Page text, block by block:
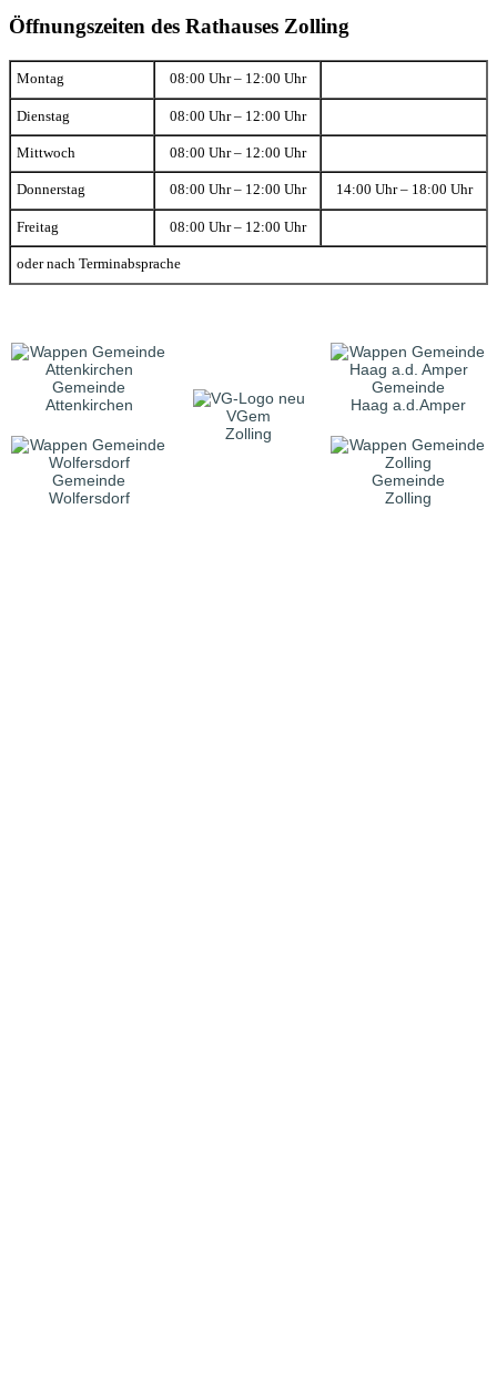
Öffnungszeiten des Rathauses Zolling
Montag 08:00 Uhr – 12:00 Uhr
Dienstag 08:00 Uhr – 12:00 Uhr
Mittwoch 08:00 Uhr – 12:00 Uhr
Donnerstag 08:00 Uhr – 12:00 Uhr 14:00 Uhr – 18:00 Uhr
Freitag 08:00 Uhr – 12:00 Uhr
oder nach Terminabsprache
Gemeinde
Attenkirchen
VGem
Zolling
Gemeinde
Haag a.d.Amper
Gemeinde
Wolfersdorf
Gemeinde
Zolling